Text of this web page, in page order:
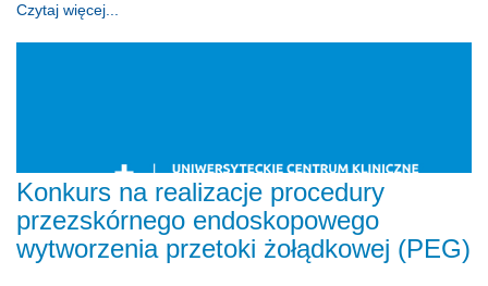
Czytaj więcej...
Konkurs na realizacje procedury
przezskórnego endoskopowego
wytworzenia przetoki żołądkowej (PEG)